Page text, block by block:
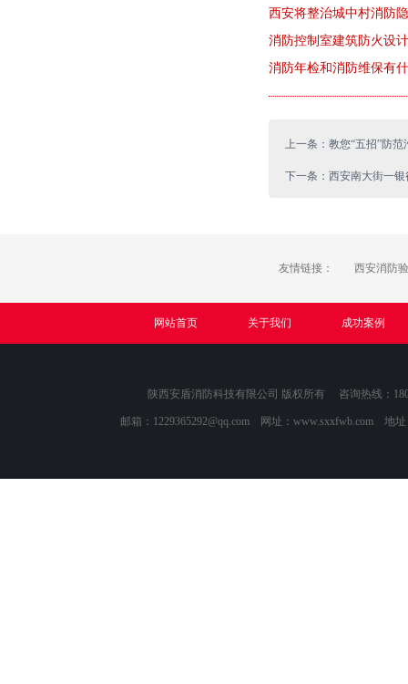
西安将整治城中村消防
消防控制室建筑防火设计
消防年检和消防维保有
上一条：教您“五招”防范
下一条：西安南大街一
友情链接： 西安消防
网站首页 关于我们 成功案例
陕西安盾消防科技有限公司 版权所有 咨询热线：
邮箱： 1229365292@qq.com 网址：www.sxxfwb.com 地址